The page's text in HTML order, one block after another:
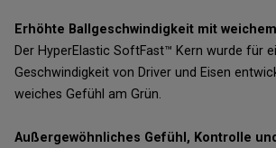
Erhöhte Ballgeschwindigkeit mit
Der HyperElastic SoftFast™ Kern wurde für
Geschwindigkeit von Driver und Eisen
weiches Gefühl am Grün.
Außergewöhnliches Gefühl, Kontrolle